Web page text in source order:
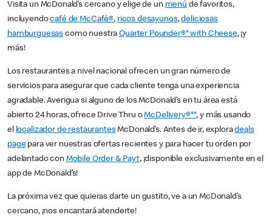
Visita un McDonald’s cercano y elige de un menú de favoritos,
incluyendocafé de McCafé®, ricos desayunos,deliciosas
hamburguesas como nuestraQuarter Pounder®* with Cheese, ¡y
más!
Los restaurantes a nivel nacional ofrecen un gran número de
servicios para asegurar que cada cliente tenga una experiencia
agradable. Averigua si alguno de los McDonald’s en tu área está
abierto 24 horas, ofrece Drive Thru oMcDelivery®**, y más usando
el localizador de restaurantesMcDonald’s. Antes de ir, exploradeals
pagepara ver nuestras ofertas recientes y para hacer tu orden por
adelantado con Mobile Order & Pay†, ¡disponible exclusivamente en el
app de McDonald’s!
La próxima vez que quieras darte un gustito, ve a un McDonald’s
cercano, ¡nos encantará atenderte!